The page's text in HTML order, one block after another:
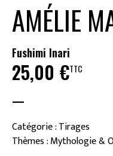
AMÉLIE
Fushimi Inari
25,00 €TTC
—
Catégorie : Tirages
Thèmes : Mythologie &